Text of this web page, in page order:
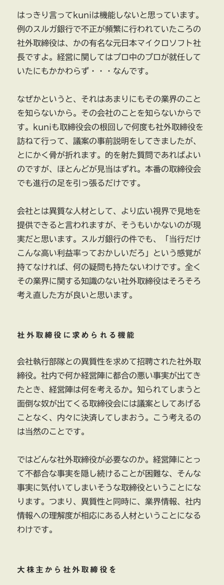
はっきり言ってkuniは機能しないと思っています。
例のスルガ銀行で不正が頻繁に行われていたころの
社外取締役は、かの有名な元日本マイクロソフト社
長ですよ。経営に関してはプロ中のプロが就任して
いたにもかかわらず・・・なんです。
なぜかというと、それはあまりにもその業界のこと
を知らないから。その会社のことを知らないからで
す。kuniも取締役会の根回しで何度も社外取締役を
訪ねて行って、議案の事前説明をしてきましたが、
とにかく骨が折れます。的を射た質問であればよい
のですが、ほとんどが見当はずれ。本番の取締役会
でも進行の足を引っ張るだけです。
会社とは異質な人材として、より広い視界で見地を
提供できると言われますが、そうもいかないのが現
実だと思います。スルガ銀行の件でも、「当行だけ
こんな高い利益率っておかしいだろ」という感覚が
持てなければ、何の疑問も持たないわけです。全く
その業界に関する知識のない社外取締役はそろそろ
考え直した方が良いと思います。
社外取締役に求められる機能
会社執行部隊との異質性を求めて招聘された社外取
締役。社内で何か経営陣に都合の悪い事実が出てき
たとき、経営陣は何を考えるか。知られてしまうと
面倒な奴が出てくる取締役会には議案としてあげる
ことなく、内々に決済してしまおう。こう考えるの
は当然のことです。
ではどんな社外取締役が必要なのか。経営陣にとっ
て不都合な事実を隠し続けることが困難な、そんな
事実に気付いてしまいそうな取締役ということにな
ります。つまり、異質性と同時に、業界情報、社内
情報への理解度が相応にある人材ということになる
わけです。
大株主から社外取締役を